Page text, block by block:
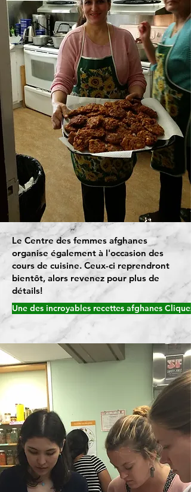
Le Centre des femmes afghanes
organise également à l'occasion des
cours de cuisine. Ceux-ci reprendront
bientôt, alors revenez pour plus de
détails!
Une des incroyables recettes afghanes